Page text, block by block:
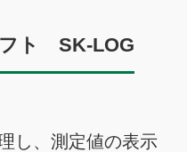
フト SK-LOG
し、測定値の表示